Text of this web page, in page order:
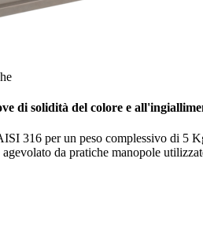
di solidità del colore e
316 per un peso complessivo di 5
da pratiche manopole